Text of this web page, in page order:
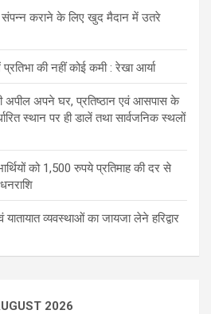
कराने के लिए खुद मैदान में उतरे
की नहीं कोई कमी : रेखा आर्या
अपील अपने घर, प्रतिष्ठान एवं आसपास के
स्थान पर ही डालें तथा सार्वजनिक स्थलों
को 1,500 रुपये प्रतिमाह की दर से
व्यवस्थाओं का जायजा लेने हरिद्वार
2026